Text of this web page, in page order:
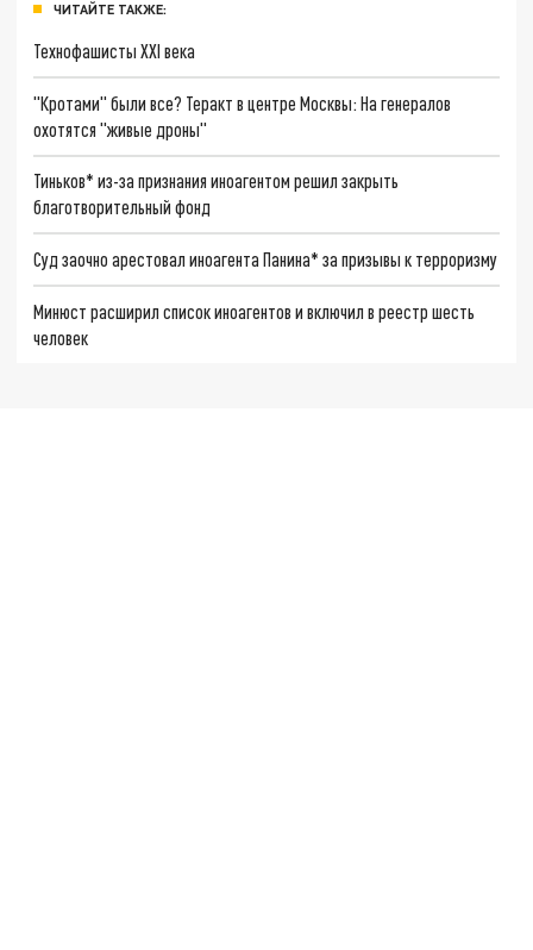
ЧИТАЙТЕ ТАКЖЕ:
Технофашисты XXI века
"Кротами" были все? Теракт в центре Москвы: На генералов
охотятся "живые дроны"
Тиньков* из-за признания иноагентом решил закрыть
благотворительный фонд
Суд заочно арестовал иноагента Панина* за призывы к терроризму
Минюст расширил список иноагентов и включил в реестр шесть
человек